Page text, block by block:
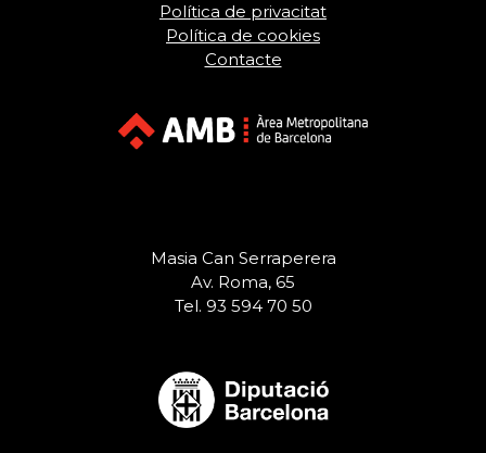
Política de privacitat
Política de cookies
Contacte
Masia Can Serraperera
Av. Roma, 65
Tel. 93 594 70 50